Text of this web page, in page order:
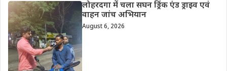
लोहरदगा में चला सघन ड्रिंक एंड ड्राइव एवं
वाहन जांच अभियान
August 6, 2026